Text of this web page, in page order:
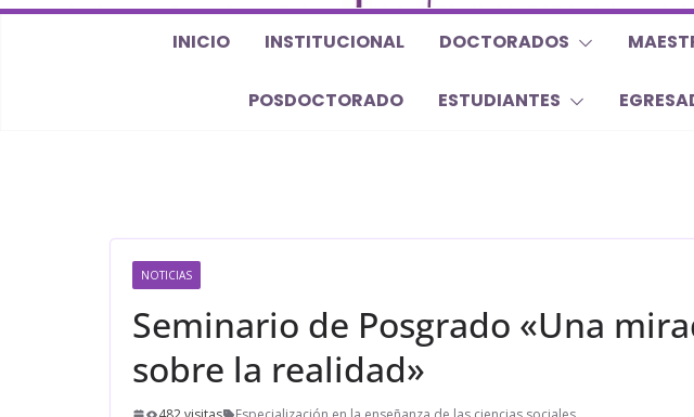
INICIO INSTITUCIONAL DOCTORADOS
POSDOCTORADO ESTUDIANTES
NOTICIAS
Seminario de Posgrado «Una
sobre la realidad»